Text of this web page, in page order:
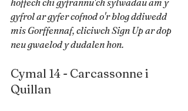
gyfrol ar gyfer cofnod o'r blog ddiwedd
mis Gorffennaf, cliciwch Sign Up ar dop
neu gwaelod y dudalen hon.
Cymal 14 - Carcassonne i
Quillan